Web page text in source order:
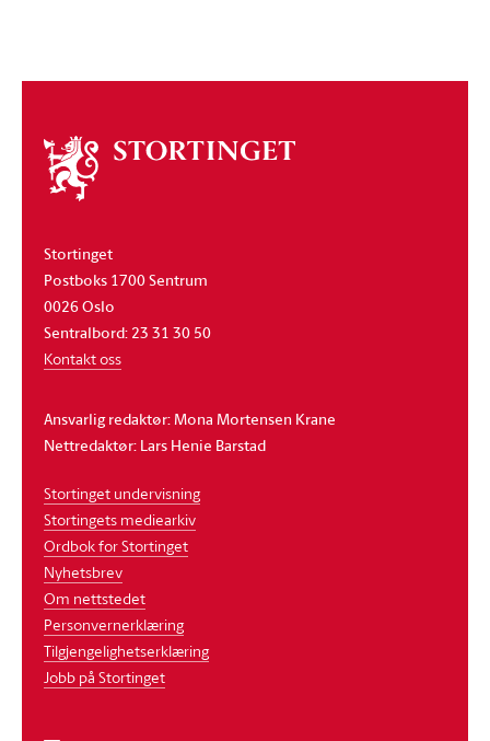
Om
stortinget
Stortinget
Postboks 1700 Sentrum
0026 Oslo
Sentralbord: 23 31 30 50
Kontakt oss
Ansvarlig redaktør: Mona Mortensen Krane
Nettredaktør: Lars Henie Barstad
Stortinget undervisning
Stortingets mediearkiv
Ordbok for Stortinget
Nyhetsbrev
Om nettstedet
Personvernerklæring
Tilgjengelighetserklæring
Jobb på Stortinget